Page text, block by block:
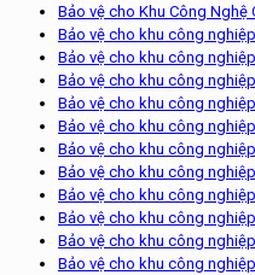
Bảo vệ cho Khu Công Nghệ
Bảo vệ cho khu công
Bảo vệ cho khu công
Bảo vệ cho khu công
Bảo vệ cho khu công
Bảo vệ cho khu công
Bảo vệ cho khu công
Bảo vệ cho khu công
Bảo vệ cho khu công
Bảo vệ cho khu công
Bảo vệ cho khu công
Bảo vệ cho khu công nghiệp